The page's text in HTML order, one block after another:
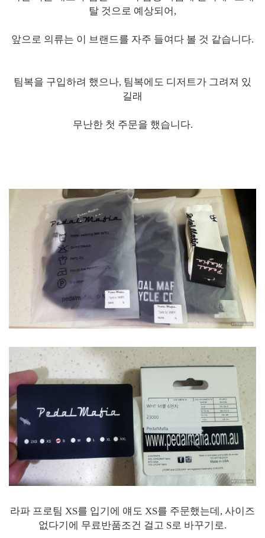
탈 것으로 예상되어,
앞으로 의류는 이 브랜드를 자주 들여다 볼 것 같습니다.
팀복을 구입하려 했으나, 팀복에도 디저트가 그려져 있
길래
무난한 첫 주문을 했습니다.
라파 프로팀 XS를 입기에 얘도 XS를 주문했는데, 사이즈
없다기에 무료반품조건 걸고 S로 바꾸기로.